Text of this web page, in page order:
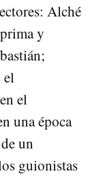
Alché
y
el
el
una época
un
guionistas